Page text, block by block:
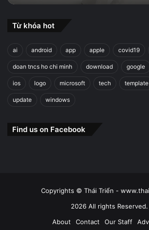
Từ khóa hot
ai android app apple covid19
doan tncs ho chi minh download google
ios logo microsoft tech template
update windows
Find us on Facebook
Copyrights © Thái Triển -
2026 All rights Reserved.
About
Contact Our Staff